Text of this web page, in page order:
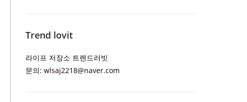
Trend lovit
라이프 저장소 트렌드러빗
문의: wlsaj2218@naver.com